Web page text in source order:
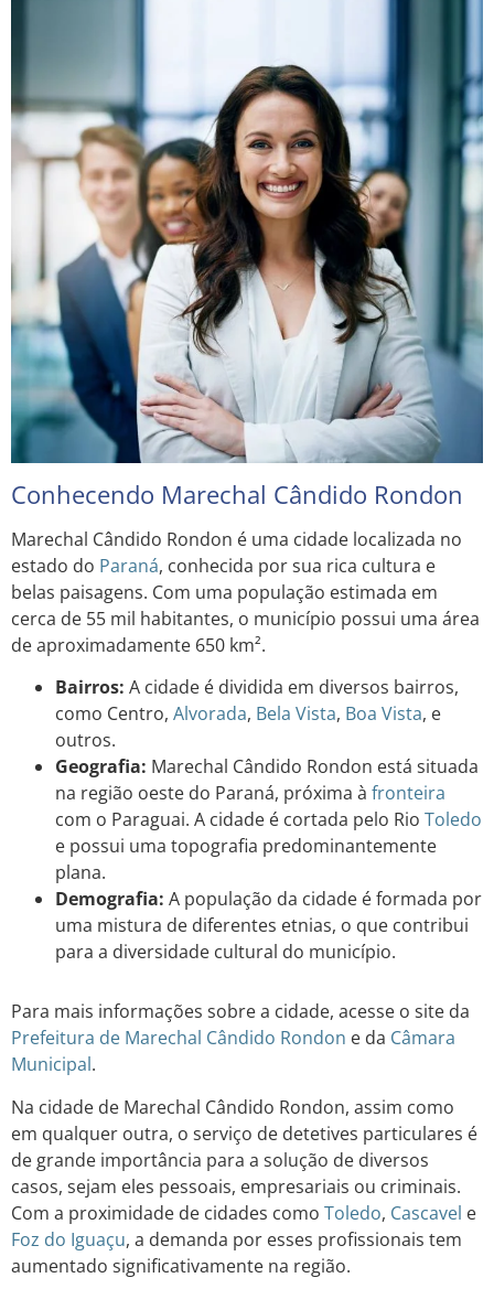
Conhecendo Marechal Cândido Rondon
Marechal Cândido Rondon é uma cidade localizada no
estado do Paraná, conhecida por sua rica cultura e
belas paisagens. Com uma população estimada em
cerca de 55 mil habitantes, o município possui uma área
de aproximadamente 650 km².
Bairros: A cidade é dividida em diversos bairros,
como Centro, Alvorada, Bela Vista, Boa Vista, e
outros.
Geografia: Marechal Cândido Rondon está situada
na região oeste do Paraná, próxima à fronteira
com o Paraguai. A cidade é cortada pelo Rio Toledo
e possui uma topografia predominantemente
plana.
Demografia: A população da cidade é formada por
uma mistura de diferentes etnias, o que contribui
para a diversidade cultural do município.
Para mais informações sobre a cidade, acesse o site da
Prefeitura de Marechal Cândido Rondon e da Câmara
Municipal.
Na cidade de Marechal Cândido Rondon, assim como
em qualquer outra, o serviço de detetives particulares é
de grande importância para a solução de diversos
casos, sejam eles pessoais, empresariais ou criminais.
Com a proximidade de cidades como Toledo, Cascavel e
Foz do Iguaçu, a demanda por esses profissionais tem
aumentado significativamente na região.